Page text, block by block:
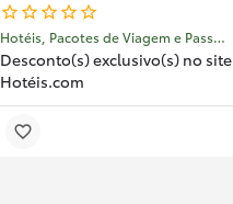
Hotéis, Pacotes de Viagem e Passagens
Desconto(s) exclusivo(s) no site
Hotéis.com